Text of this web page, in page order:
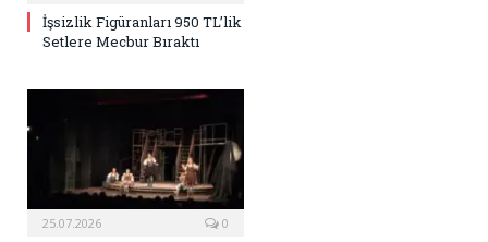
İşsizlik Figüranları 950 TL’lik
Setlere Mecbur Bıraktı
25.07.2026 0